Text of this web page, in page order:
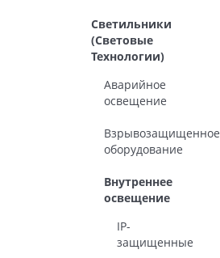
Светильники
(Световые
Технологии)
Аварийное
освещение
Взрывозащищенное
оборудование
Внутреннее
освещение
IP-
защищенные